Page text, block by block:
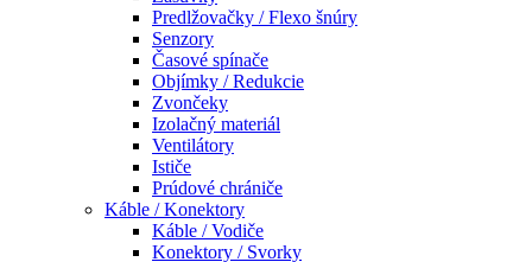
Predlžovačky / Flexo šnúry
Senzory
Časové spínače
Objímky / Redukcie
Zvončeky
Izolačný materiál
Ventilátory
Ističe
Prúdové chrániče
Káble / Konektory
Káble / Vodiče
Konektory / Svorky